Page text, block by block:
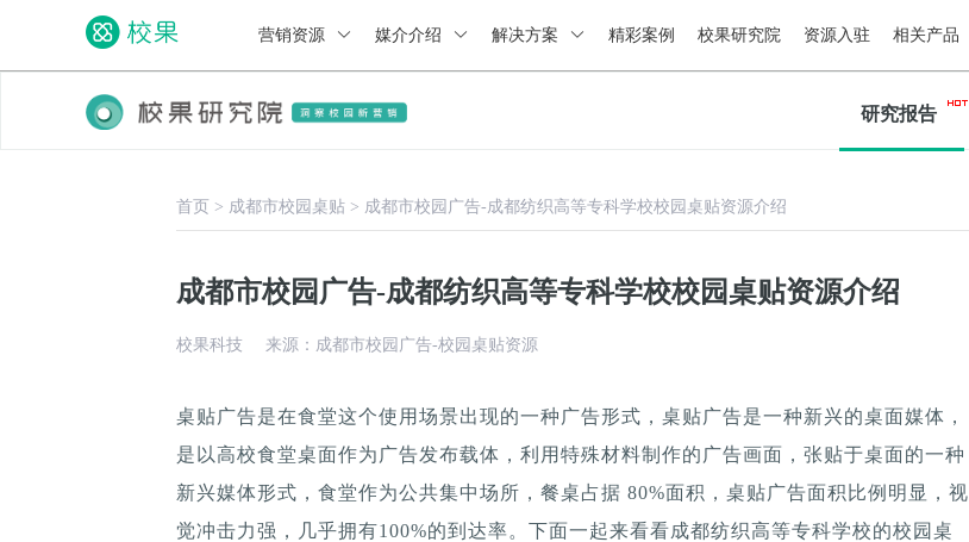
营销资源 媒介介绍 解决方案 精彩案例 校果研究院 资源入驻 相关产品
研究报告
首页 > 成都市校园桌贴 > 成都市校园广告-成都纺织高等专科学校校园桌贴资源介绍
成都市校园广告-成都纺织高等专科学校校园桌贴资源介绍
校果科技 来源：成都市校园广告-校园桌贴资源
桌贴广告是在食堂这个使用场景出现的一种广告形式，桌贴广告是一种新兴的桌面媒体，
是以高校食堂桌面作为广告发布载体，利用特殊材料制作的广告画面，张贴于桌面的一种
新兴媒体形式，食堂作为公共集中场所，餐桌占据 80%面积，桌贴广告面积比例明显，视
觉冲击力强，几乎拥有100%的到达率。下面一起来看看成都纺织高等专科学校的校园桌